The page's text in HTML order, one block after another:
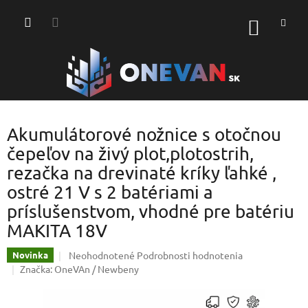
Akumulátorové nožnice s otočnou
čepeľov na živý plot,plotostrih,
rezačka na drevinaté kríky ľahké ,
ostré 21 V s 2 batériami a
príslušenstvom, vhodné pre batériu
MAKITA 18V
Novinka
Priemerné
hodnotenie
Neohodnotené Podrobnosti hodnotenia
Značka: OneVAn / Newbeny